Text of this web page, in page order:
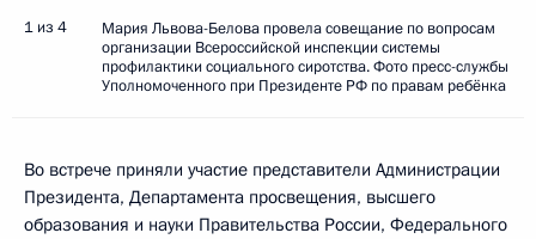
1 из 4
Мария Львова-Белова провела совещание по вопросам
организации Всероссийской инспекции системы
профилактики социального сиротства. Фото пресс-службы
Уполномоченного при Президенте РФ по правам ребёнка
Во встрече приняли участие представители Администрации
Президента, Департамента просвещения, высшего
образования и науки Правительства России, Федерального